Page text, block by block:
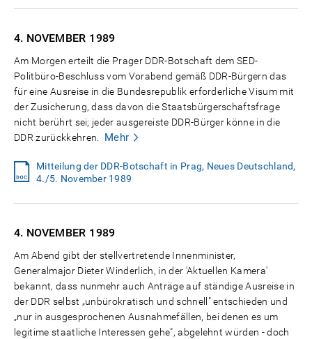
4. NOVEMBER 1989
Am Morgen erteilt die Prager DDR-Botschaft dem SED-
Politbüro-Beschluss vom Vorabend gemäß DDR-Bürgern das
für eine Ausreise in die Bundesrepublik erforderliche Visum mit
der Zusicherung, dass davon die Staatsbürgerschaftsfrage
nicht berührt sei; jeder ausgereiste DDR-Bürger könne in die
DDR zurückkehren.
Mehr
Mitteilung der DDR-Botschaft in Prag, Neues Deutschland,
4./5. November 1989
4. NOVEMBER 1989
Am Abend gibt der stellvertretende Innenminister,
Generalmajor Dieter Winderlich, in der 'Aktuellen Kamera'
bekannt, dass nunmehr auch Anträge auf ständige Ausreise in
der DDR selbst „unbürokratisch und schnell" entschieden und
„nur in ausgesprochenen Ausnahmefällen, bei denen es um
legitime staatliche Interessen gehe", abgelehnt würden - doch